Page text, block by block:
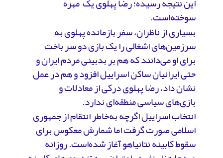
این نتیجه رسیده؛ رضا پهلوی یک مهره
سوخته‌است.
بسیاری از ناظران، سفر بازمانده پهلوی به
سرزمین‌های اشغالی را یک بازی دو سر باخت
برای او می‌دانند که هم بر بدبینی مردم ایران و
حتی ایرانیان ساکن اسراییل افزود و هم در عمل
نشان داد، رضا پهلوی درکی از معادلات و
بازی‌های سیاسی منطقه‌ای ندارد.
انتخاب اسراییل اگرچه به‌خاطر انتقام از جمهوری
اسلامی صورت گرفت اما شمارش معکوس برای
سقوط کابینه نتانیاهو آغاز شده‌است. روزانه